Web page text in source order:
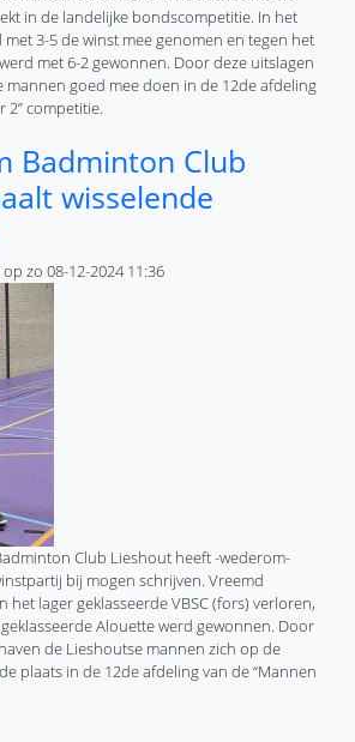
in de landelijke bondscompetitie. In het
met 3-5 de winst mee genomen en tegen het
met 6-2 gewonnen. Door deze uitslagen
mannen goed mee doen in de 12de afdeling
2” competitie.
Badminton Club Lieshout boekt twee
Badminton Club
wisselende
op zo 08-12-2024 11:36
Club Lieshout heeft -wederom-
bij mogen schrijven. Vreemd
het lager geklasseerde VBSC (fors) verloren,
Alouette werd gewonnen. Door
de Lieshoutse mannen zich op de
plaats in de 12de afdeling van de “Mannen
Badminton Club Lieshout haalt wisselende